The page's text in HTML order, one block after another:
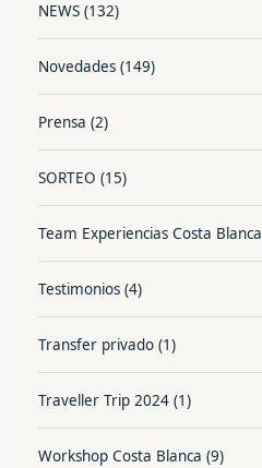
NEWS (132)
Novedades (149)
Prensa (2)
SORTEO (15)
Team Experiencias Costa Blanca
Testimonios (4)
Transfer privado (1)
Traveller Trip 2024 (1)
Workshop Costa Blanca (9)